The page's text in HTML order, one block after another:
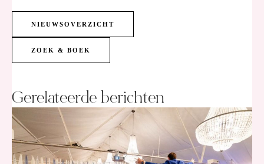
NIEUWSOVERZICHT
ZOEK & BOEK
Gerelateerde berichten